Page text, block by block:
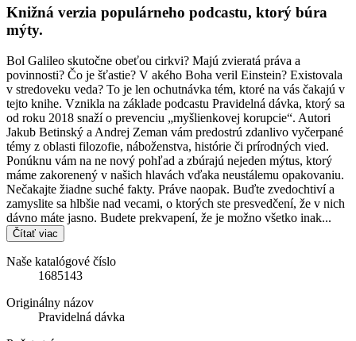
Knižná verzia populárneho podcastu, ktorý búra
mýty.
Bol Galileo skutočne obeťou cirkvi? Majú zvieratá práva a
povinnosti? Čo je šťastie? V akého Boha veril Einstein? Existovala
v stredoveku veda? To je len ochutnávka tém, ktoré na vás čakajú v
tejto knihe. Vznikla na základe podcastu Pravidelná dávka, ktorý sa
od roku 2018 snaží o prevenciu „myšlienkovej korupcie“. Autori
Jakub Betinský a Andrej Zeman vám predostrú zdanlivo vyčerpané
témy z oblasti filozofie, náboženstva, histórie či prírodných vied.
Ponúknu vám na ne nový pohľad a zbúrajú nejeden mýtus, ktorý
máme zakorenený v našich hlavách vďaka neustálemu opakovaniu.
Nečakajte žiadne suché fakty. Práve naopak. Buďte zvedochtiví a
zamyslite sa hlbšie nad vecami, o ktorých ste presvedčení, že v nich
dávno máte jasno. Budete prekvapení, že je možno všetko inak...
Čítať viac
Naše katalógové číslo
1685143
Originálny názov
Pravidelná dávka